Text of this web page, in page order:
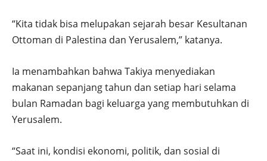
“Kita tidak bisa melupakan sejarah besar Kesultanan
Ottoman di Palestina dan Yerusalem,” katanya.
Ia menambahkan bahwa Takiya menyediakan
makanan sepanjang tahun dan setiap hari selama
bulan Ramadan bagi keluarga yang membutuhkan di
Yerusalem.
“Saat ini, kondisi ekonomi, politik, dan sosial di